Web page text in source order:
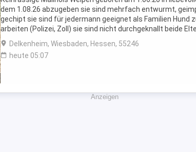
dem 1.08.26 abzugeben sie sind mehrfach entwurmt,
gechipt sie sind für jedermann geeignet als Familien Hund
arbeiten (Polizei, Zoll) sie sind nicht durchgeknallt beide
leben bei uns in der Familie und ...
Delkenheim, Wiesbaden, Hessen, 55246
heute 05:07
Anzeigen